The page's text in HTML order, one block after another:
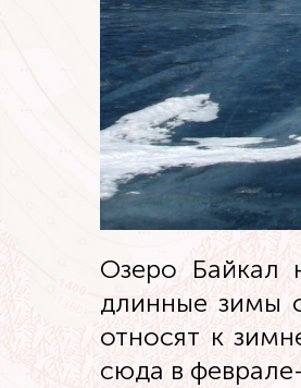
Озеро Байкал
длинные зимы
относят к
сюда в